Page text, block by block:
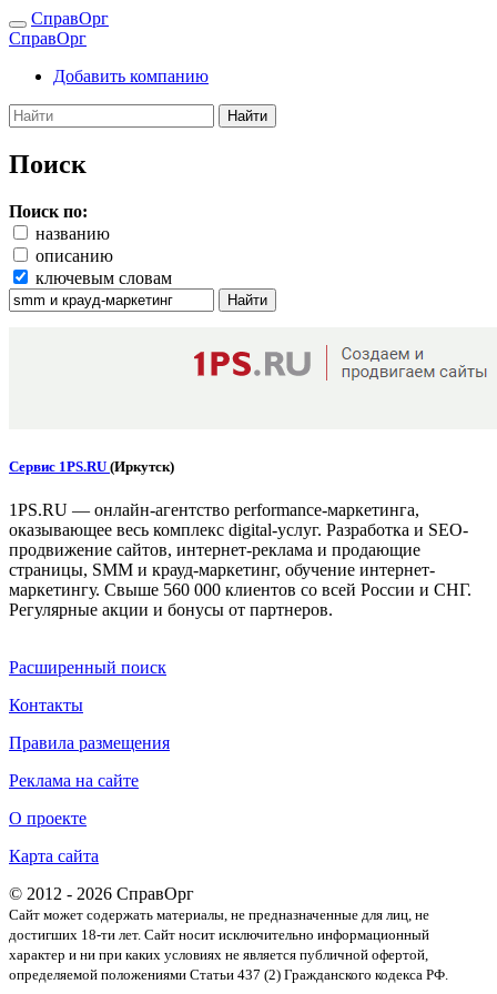
СправОрг
СправОрг
Добавить компанию
Найти
Поиск
Поиск по:
названию
описанию
ключевым словам
Найти
Сервис 1PS.RU (Иркутск)
1PS.RU — онлайн-агентство performance-маркетинга,
оказывающее весь комплекс digital-услуг. Разработка и SEO-
продвижение сайтов, интернет-реклама и продающие
страницы, SMM и крауд-маркетинг, обучение интернет-
маркетингу. Свыше 560 000 клиентов со всей России и СНГ.
Регулярные акции и бонусы от партнеров.
Расширенный поиск
Контакты
Правила размещения
Реклама на сайте
О проекте
Карта сайта
© 2012 - 2026 СправОрг
Сайт может содержать материалы, не предназначенные для лиц, не
достигших 18-ти лет. Cайт носит исключительно информационный
характер и ни при каких условиях не является публичной офертой,
определяемой положениями Статьи 437 (2) Гражданского кодекса РФ.